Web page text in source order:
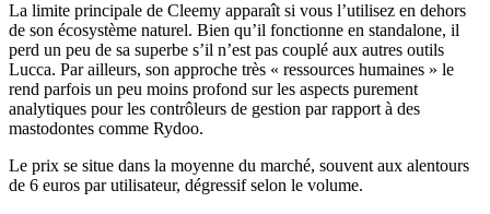
La limite principale de Cleemy apparaît si vous l’utilisez en dehors
de son écosystème naturel. Bien qu’il fonctionne en standalone, il
perd un peu de sa superbe s’il n’est pas couplé aux autres outils
Lucca. Par ailleurs, son approche très « ressources humaines » le
rend parfois un peu moins profond sur les aspects purement
analytiques pour les contrôleurs de gestion par rapport à des
mastodontes comme Rydoo.
Le prix se situe dans la moyenne du marché, souvent aux alentours
de 6 euros par utilisateur, dégressif selon le volume.